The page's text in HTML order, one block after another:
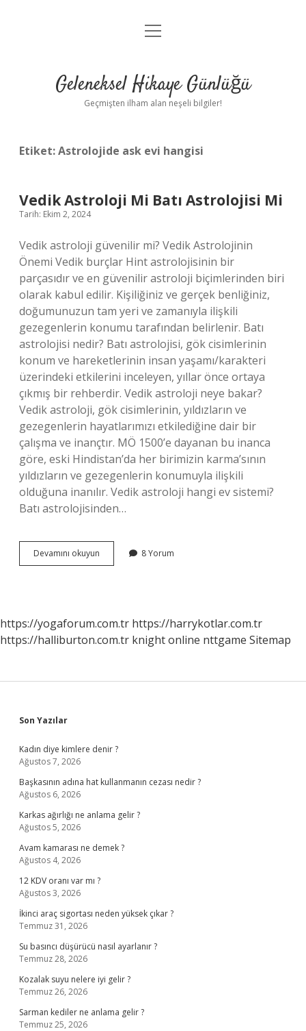
Anasayfa
Yasal Uyarı
menüyü
Geleneksel Hikaye Günlüğü
Geçmişten ilham alan neşeli bilgiler!
Etiket:Astrolojide ask evi hangisi
Vedik Astroloji Mi Batı Astrolojisi Mi
Tarih: Ekim 2, 2024
Vedik astroloji güvenilir mi? Vedik Astrolojinin
Önemi Vedik burçlar Hint astrolojisinin bir
parçasıdır ve en güvenilir astroloji biçimlerinden biri
olarak kabul edilir. Kişiliğiniz ve gerçek benliğiniz,
doğumunuzun tam yeri ve zamanıyla ilişkili
gezegenlerin konumu tarafından belirlenir. Batı
astrolojisi nedir? Batı astrolojisi, gök cisimlerinin
konum ve hareketlerinin insan yaşamı/karakteri
üzerindeki etkilerini inceleyen, yıllar önce ortaya
çıkmış bir rehberdir. Vedik astroloji neye bakar?
Vedik astroloji, gök cisimlerinin, yıldızların ve
gezegenlerin hayatlarımızı etkilediğine dair bir
çalışma ve inançtır. MÖ 1500’e dayanan bu inanca
göre, eski Hindistan’da her birimizin karma’sının
yıldızların ve gezegenlerin konumuyla ilişkili
olduğuna inanılır. Vedik astroloji hangi ev sistemi?
Batı astrolojisinden…
Devamını okuyun
Astroloji
8 Yorum
https://yogaforum.com.tr https://harrykotlar.com.tr
https://halliburton.com.tr knight online nttgame Sitemap
Sidebar
Son Yazılar
Kadın diye kimlere denir ?
Ağustos 7, 2026
Başkasının adına hat kullanmanın cezası nedir ?
Ağustos 6, 2026
Karkas ağırlığı ne anlama gelir ?
Ağustos 5, 2026
Avam kamarası ne demek ?
Ağustos 4, 2026
12 KDV oranı var mı ?
Ağustos 3, 2026
İkinci araç sigortası neden yüksek çıkar ?
Temmuz 31, 2026
Su basıncı düşürücü nasıl ayarlanır ?
Temmuz 28, 2026
Kozalak suyu nelere iyi gelir ?
Temmuz 26, 2026
Sarman kediler ne anlama gelir ?
Temmuz 25, 2026